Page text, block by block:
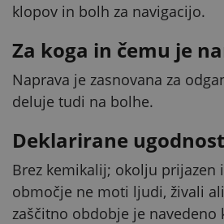
klopov in bolh za navigacijo.
Za koga in čemu je
Naprava je zasnovana za
deluje tudi na bolhe.
Deklarirane
Brez kemikalij; okolju prijazen
območje ne moti ljudi, živali
zaščitno obdobje je navedeno